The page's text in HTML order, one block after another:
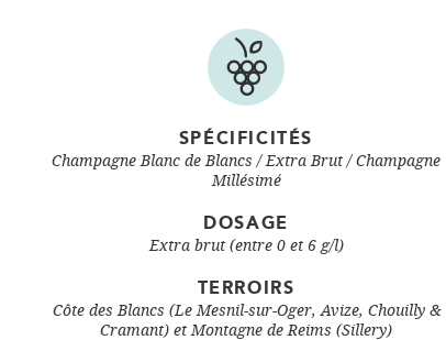
SPÉCIFICITÉS
Champagne Blanc de Blancs Extra Brut
Champagne
Millésimé
DOSAGE
Extra brut (entre 0 et 6 g/l)
TERROIRS
Côte des Blancs (Le Mesnil-sur-Oger, Avize, Chouilly &
Cramant) et Montagne de Reims (Sillery)